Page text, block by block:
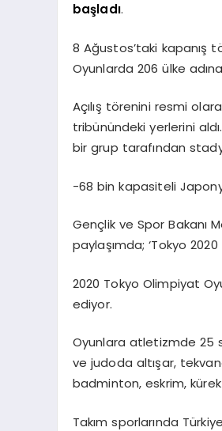
başladı.
8 Ağustos’taki kapanış
Oyunlarda 206 ülke
Açılış törenini resmi
tribünündeki yerlerini
bir grup tarafından
-68 bin kapasiteli
Gençlik ve Spor Bakanı
paylaşımda; ‘Tokyo 2020
2020 Tokyo Olimpiyat
ediyor.
Oyunlara atletizmde 25
ve judoda altışar,
badminton, eskrim,
Takım sporlarında